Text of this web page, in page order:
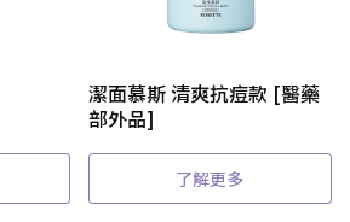
潔面慕斯 清爽抗痘款 [醫藥
部外品]
了解更多